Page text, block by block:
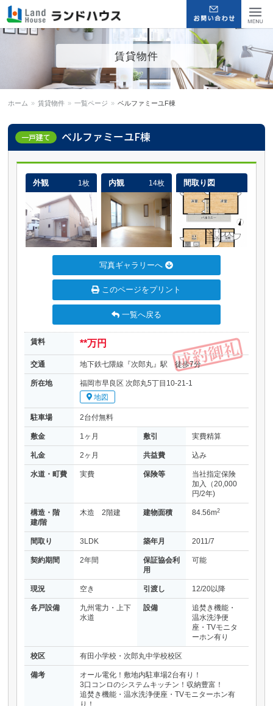
福岡早良区の賃貸物件・売買
物件 | ランドハウス
賃貸物件
ホーム » 賃貸物件 » 一覧ページ » ベルファミーユF棟
一戸建て ベルファミーユF棟
外観 1枚 内観 14枚 間取り図
写真ギャラリーへ
このページをプリント
一覧へ戻る
賃料 **万円
交通 地下鉄七隈線『次郎丸』駅 徒歩7分
所在地
福岡市早良区 次郎丸5丁目10-21-1
地図
駐車場 2台付無料
敷金 1ヶ月 敷引 実費精算
礼金 2ヶ月 共益費 込み
水道・町費 実費 保険等
当社指定保険
加入（20,000
円/2年)
構造・階
建/階
木造 2階建 建物面積 84.56m2
間取り 3LDK 築年月 2011/7
契約期間 2年間
保証協会利
用
可能
現況 空き 引渡し 12/20以降
各戸設備
九州電力・上下
水道
設備
追焚き機能・
温水洗浄便
座・TVモニタ
ーホン有り
校区 有田小学校・次郎丸中学校校区
備考
オール電化！敷地内駐車場2台有り！
3口コンロのシステムキッチン！収納豊富！
追焚き機能・温水洗浄便座・TVモニターホン有
り！